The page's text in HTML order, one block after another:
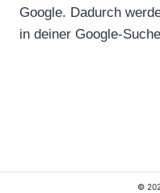
Google. Dadurch
in deiner Google-
©